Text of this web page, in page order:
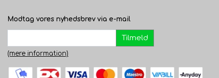
Modtag vores nyhedsbrev via e-mail
Tilmeld
(mere information)